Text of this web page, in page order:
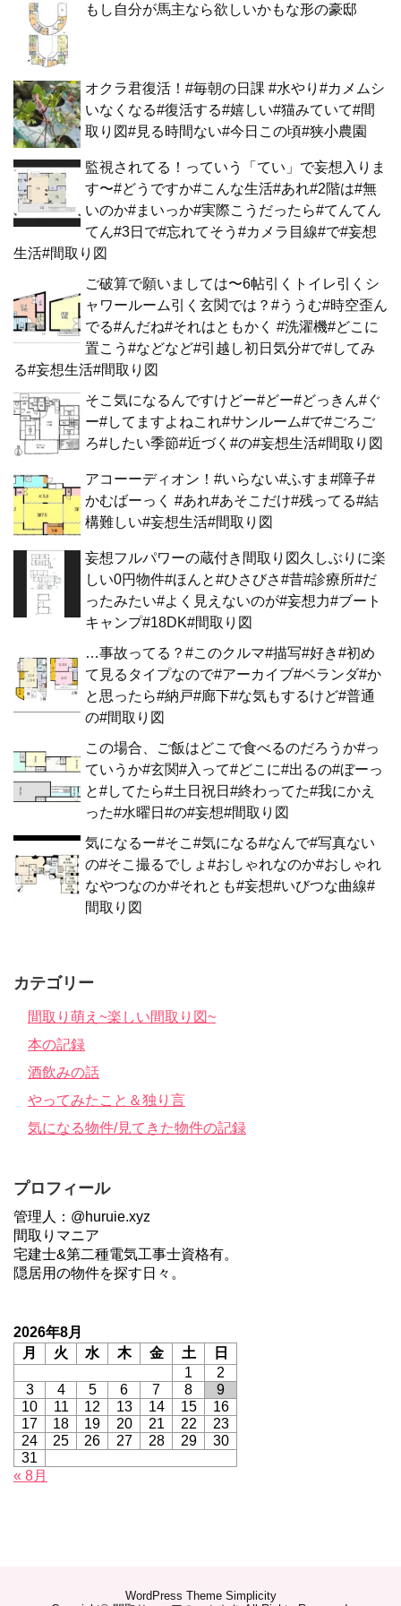
もし自分が馬主なら欲しいかもな形の豪邸
オクラ君復活！#毎朝の日課 #水やり#カメムシ
いなくなる#復活する#嬉しい#猫みていて#間
取り図#見る時間ない#今日この頃#狭小農園
監視されてる！っていう「てい」で妄想入りま
す〜#どうですか#こんな生活#あれ#2階は#無
いのか#まいっか#実際こうだったら#てんてん
てん#3日で#忘れてそう#カメラ目線#で#妄想
生活#間取り図
ご破算で願いましては〜6帖引くトイレ引くシ
ャワールーム引く玄関では？#ううむ#時空歪ん
でる#んだね#それはともかく #洗濯機#どこに
置こう#などなど#引越し初日気分#で#してみ
る#妄想生活#間取り図
そこ気になるんですけどー#どー#どっきん#ぐ
ー#してますよねこれ#サンルーム#で#ごろご
ろ#したい季節#近づく#の#妄想生活#間取り図
アコーーディオン！#いらない#ふすま#障子#
かむばーっく #あれ#あそこだけ#残ってる#結
構難しい#妄想生活#間取り図
妄想フルパワーの蔵付き間取り図久しぶりに楽
しい0円物件#ほんと#ひさびさ#昔#診療所#だ
ったみたい#よく見えないのが#妄想力#ブート
キャンプ#18DK#間取り図
…事故ってる？#このクルマ#描写#好き#初め
て見るタイプなので#アーカイブ#ベランダ#か
と思ったら#納戸#廊下#な気もするけど#普通
の#間取り図
この場合、ご飯はどこで食べるのだろうか#っ
ていうか#玄関#入って#どこに#出るの#ぼーっ
と#してたら#土日祝日#終わってた#我にかえ
った#水曜日#の#妄想#間取り図
気になるー#そこ#気になる#なんで#写真ない
の#そこ撮るでしょ#おしゃれなのか#おしゃれ
なやつなのか#それとも#妄想#いびつな曲線#
間取り図
カテゴリー
間取り萌え~楽しい間取り図~
本の記録
酒飲みの話
やってみたこと＆独り言
気になる物件/見てきた物件の記録
プロフィール
管理人：@huruie.xyz
間取りマニア
宅建士&第二種電気工事士資格有。
隠居用の物件を探す日々。
2026年8月
月
火 水 木 金 土
日
1
2
3
4 5 6 7 8
9
10
11 12 13 14 15
16
17
18 19 20 21 22
23
24
25 26 27 28 29
30
31
« 8月
WordPress Theme Simplicity